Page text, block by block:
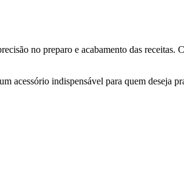
no preparo e acabamento das receitas.
indispensável para quem deseja